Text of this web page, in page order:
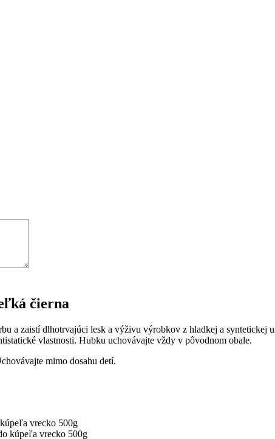
čierna
a zaistí dlhotrvajúci lesk a výživu výrobkov z hladkej a
vlastnosti. Hubku uchovávajte vždy v pôvodnom obale.
mimo dosahu detí.
vrecko 500g